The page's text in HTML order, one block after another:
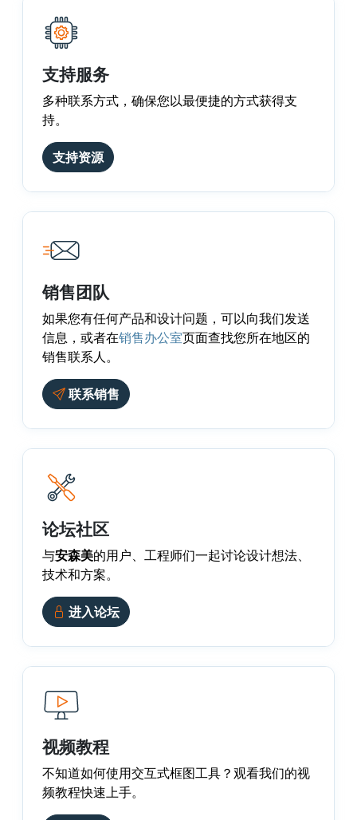
支持服务
多种联系方式，确保您以最便捷的方式获得支
持。
支持资源
销售团队
如果您有任何产品和设计问题，可以向我们发送
信息，或者在销售办公室页面查找您所在地区的
销售联系人。
联系销售
论坛社区
与安森美的用户、工程师们一起讨论设计想法、
技术和方案。
进入论坛
视频教程
不知道如何使用交互式框图工具？观看我们的视
频教程快速上手。